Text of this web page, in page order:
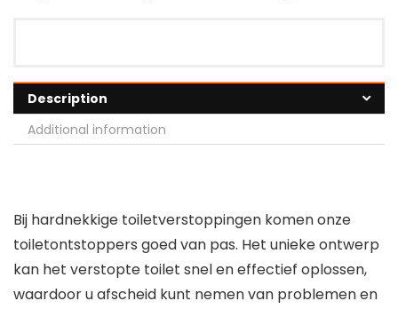
Description
Additional information
Bij hardnekkige toiletverstoppingen komen onze
toiletontstoppers goed van pas. Het unieke ontwerp
kan het verstopte toilet snel en effectief oplossen,
waardoor u afscheid kunt nemen van problemen en